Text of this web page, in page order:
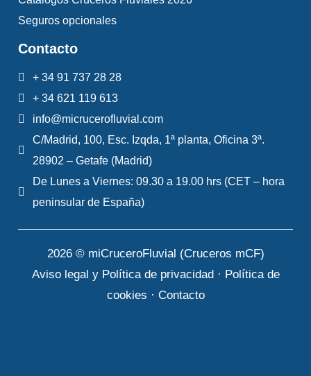
Seguros opcionales
Contacto
+ 34 91 737 28 28
+ 34 621 119 613
info@micrucerofluvial.com
C/Madrid, 100, Esc. Izqda, 1ª planta, Oficina 3ª.
28902 – Getafe (Madrid)
De Lunes a Viernes: 09.30 a 19.00 hrs (CET – hora
peninsular de España)
2026 © miCruceroFluvial (Cruceros mCF)
Aviso legal y Política de privacidad· Política de
cookies · Contacto